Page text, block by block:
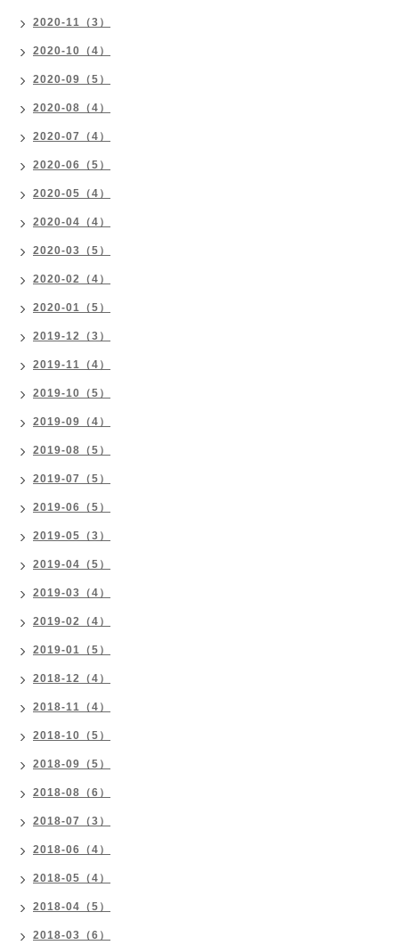
2020-11（3）
2020-10（4）
2020-09（5）
2020-08（4）
2020-07（4）
2020-06（5）
2020-05（4）
2020-04（4）
2020-03（5）
2020-02（4）
2020-01（5）
2019-12（3）
2019-11（4）
2019-10（5）
2019-09（4）
2019-08（5）
2019-07（5）
2019-06（5）
2019-05（3）
2019-04（5）
2019-03（4）
2019-02（4）
2019-01（5）
2018-12（4）
2018-11（4）
2018-10（5）
2018-09（5）
2018-08（6）
2018-07（3）
2018-06（4）
2018-05（4）
2018-04（5）
2018-03（6）